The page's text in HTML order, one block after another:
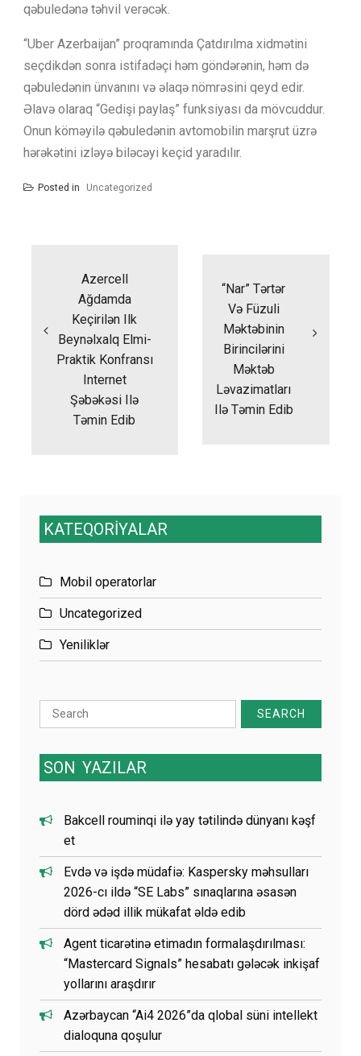
qəbuledənə təhvil verəcək.
“Uber Azerbaijan” proqramında Çatdırılma xidmətini
seçdikdən sonra istifadəçi həm göndərənin, həm də
qəbuledənin ünvanını və əlaqə nömrəsini qeyd edir.
Əlavə olaraq “Gedişi paylaş” funksiyası da mövcuddur.
Onun köməyilə qəbuledənin avtomobilin marşrut üzrə
hərəkətini izləyə biləcəyi keçid yaradılır.
Posted in Uncategorized
Azercell
Ağdamda
Keçirilən Ilk
Beynəlxalq Elmi-
Praktik Konfransı
Internet
Şəbəkəsi Ilə
Təmin Edib
“Nar” Tərtər
Və Füzuli
Məktəbinin
Birincilərini
Məktəb
Ləvazimatları
Ilə Təmin Edib
KATEQORİYALAR
Mobil operatorlar
Uncategorized
Yeniliklər
Search
for:
SON YAZILAR
Bakcell rouminqi ilə yay tətilində dünyanı kəşf
et
Evdə və işdə müdafiə: Kaspersky məhsulları
2026-cı ildə “SE Labs” sınaqlarına əsasən
dörd ədəd illik mükafat əldə edib
Agent ticarətinə etimadın formalaşdırılması:
“Mastercard Signals” hesabatı gələcək inkişaf
yollarını araşdırır
Azərbaycan “Ai4 2026”da qlobal süni intellekt
dialoquna qoşulur